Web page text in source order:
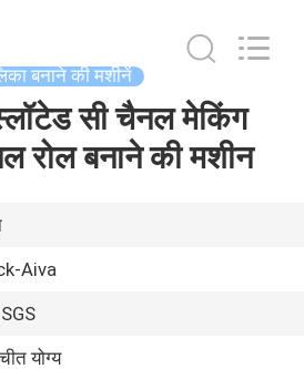
बनाने की मशीनें
सी चैनल मेकिंग
रोल बनाने की मशीन
Aiva
योग्य